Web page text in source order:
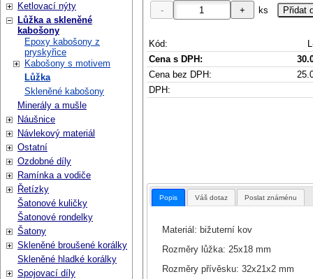
ks
Kód:
Cena s DPH:
Cena bez DPH:
DPH:
Popis Váš dotaz Poslat známénu
Materiál: bižuterní kov
Rozměry lůžka: 25x18 mm
Rozměry přívěsku: 32x21x2 mm
Ketlovací nýty
Lůžka a skleněné
kabošony
Epoxy kabošony z
pryskyřice
Kabošony s motivem
Lůžka
Skleněné kabošony
Minerály a mušle
Náušnice
Návlekový materiál
Ostatní
Ozdobné díly
Ramínka a vodiče
Řetízky
Šatonové kuličky
Šatonové rondelky
Šatony
Skleněné broušené korálky
Skleněné hladké korálky
Spojovací díly